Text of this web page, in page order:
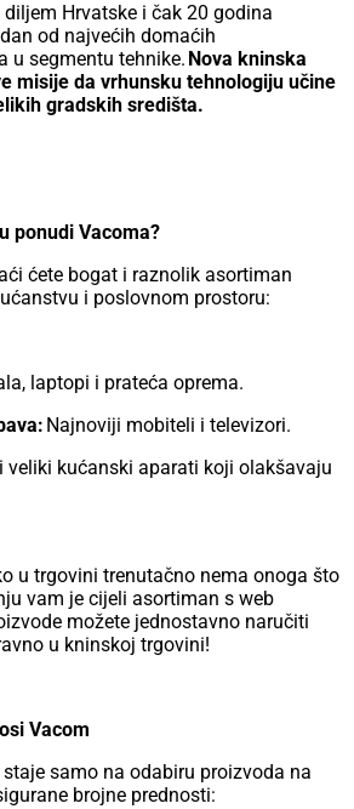
Hrvatske i čak 20 godina
od najvećih domaćih
u segmentu tehnike. Nova kninska
misije da vrhunsku tehnologiju učine
gradskih središta.
ponudi Vacoma?
ćete bogat i raznolik asortiman
i poslovnom prostoru:
laptopi i prateća oprema.
Najnoviji mobiteli i televizori.
veliki kućanski aparati koji olakšavaju
u trgovini trenutačno nema onoga što
vam je cijeli asortiman s web
možete jednostavno naručiti
u kninskoj trgovini!
Vacom
samo na odabiru proizvoda na
brojne prednosti: